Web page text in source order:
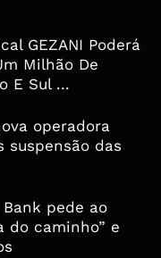
GEZANI Poderá
Milhão De
E Sul ...
operadora
suspensão das
pede ao
do caminho” e